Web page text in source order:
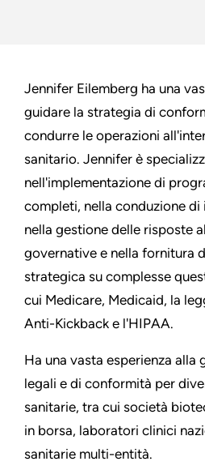
Jennifer Eilemberg ha una
guidare la strategia di
condurre le operazioni
sanitario. Jennifer è
nell'implementazione di
completi, nella conduzione di
nella gestione delle risposte
governative e nella fornitura
strategica su complesse
cui Medicare, Medicaid, la
Anti-Kickback e l'HIPAA.
Ha una vasta esperienza alla
legali e di conformità per
sanitarie, tra cui società
in borsa, laboratori clinici
sanitarie multi-entità.